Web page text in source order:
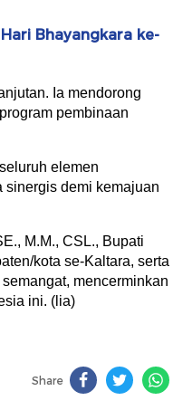
Bhayangkara ke-
Ia mendorong
pembinaan
elemen
demi kemajuan
M.M., CSL., Bupati
kota se-Kaltara, serta
mencerminkan
ini. (lia)
Share